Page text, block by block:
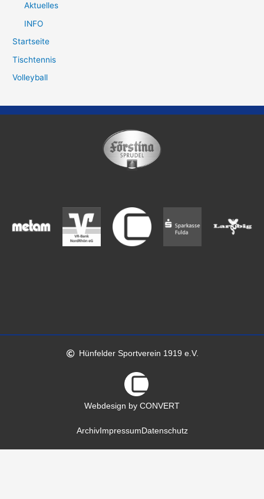
Aktuelles
INFO
Startseite
Tischtennis
Volleyball
Hünfelder Sportverein 1919 e.V.
Webdesign by CONVERT
ArchivImpressum Datenschutz